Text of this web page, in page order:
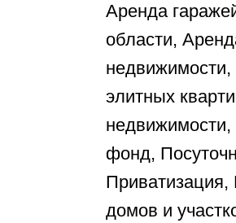
Аренда
области,
элитных
фонд,
домов и